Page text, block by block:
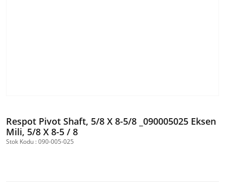
Respot Pivot Shaft, 5/8 X 8-5/8 _090005025 Eksen
Mili, 5/8 X 8-5 / 8
Stok Kodu : 090-005-025